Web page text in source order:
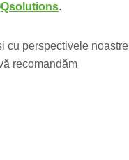
.
cu perspectivele noastre
recomandăm